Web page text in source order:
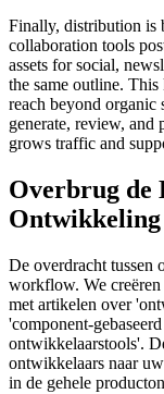
Finally, distribution is
collaboration tools
assets for social,
the same outline.
reach beyond organic
generate, review, and
grows traffic and
Overbrug de
Ontwikkeling
De overdracht tussen
workflow. We
met artikelen over
'component-
ontwikkelaarstools'.
ontwikkelaars naar
in de gehele